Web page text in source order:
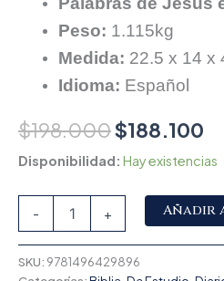
Peso: 1.115kg
Medida: 22.5 x 14 x
Idioma: Español
$198.000$188.100
Disponibilidad: Hay existencias
- + Añadir
SKU: 9781496429896